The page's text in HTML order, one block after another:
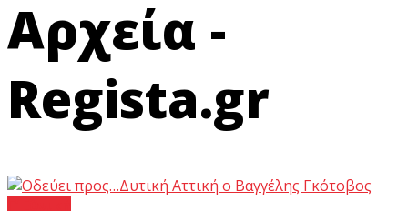
Αρχεία -
Regista.gr